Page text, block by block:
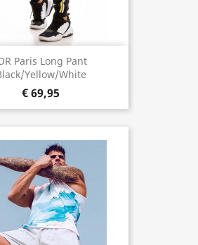
Paris Long Pant
Yellow/White
€ 69,95